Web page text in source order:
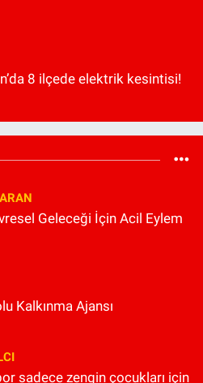
8 ilçede elektrik kesintisi!
Geleceği İçin Acil Eylem
Kalkınma Ajansı
sadece zengin çocukları için